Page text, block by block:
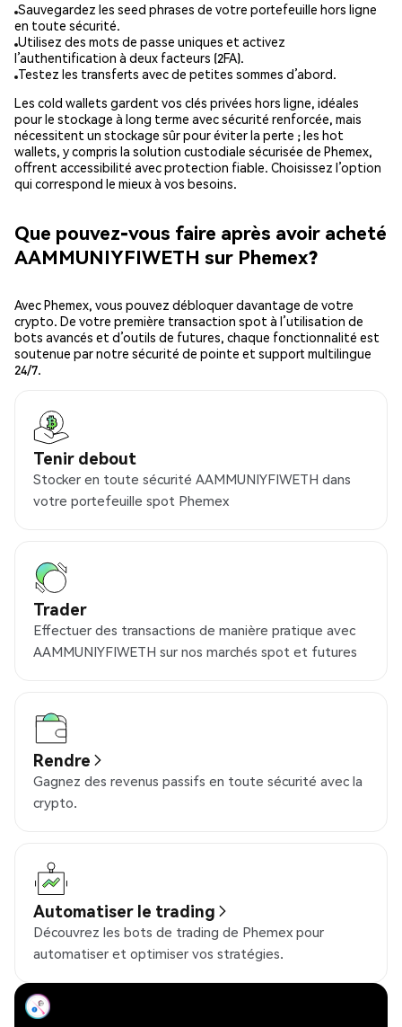
Sauvegardez les seed phrases de votre portefeuille hors ligne
en toute sécurité.
Utilisez des mots de passe uniques et activez
l’authentification à deux facteurs (2FA).
Testez les transferts avec de petites sommes d’abord.
Les cold wallets gardent vos clés privées hors ligne, idéales
pour le stockage à long terme avec sécurité renforcée, mais
nécessitent un stockage sûr pour éviter la perte ; les hot
wallets, y compris la solution custodiale sécurisée de Phemex,
offrent accessibilité avec protection fiable. Choisissez l’option
qui correspond le mieux à vos besoins.
Que pouvez-vous faire après avoir acheté
AAMMUNIYFIWETH sur Phemex?
Avec Phemex, vous pouvez débloquer davantage de votre
crypto. De votre première transaction spot à l’utilisation de
bots avancés et d’outils de futures, chaque fonctionnalité est
soutenue par notre sécurité de pointe et support multilingue
24/7.
Tenir debout
Stocker en toute sécurité AAMMUNIYFIWETH dans
votre portefeuille spot Phemex
Trader
Effectuer des transactions de manière pratique avec
AAMMUNIYFIWETH sur nos marchés spot et futures
Rendre
Gagnez des revenus passifs en toute sécurité avec la
crypto.
Automatiser le trading
Découvrez les bots de trading de Phemex pour
automatiser et optimiser vos stratégies.